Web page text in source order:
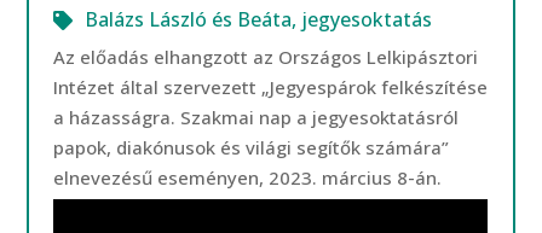
Balázs László és Beáta, jegyesoktatás
Az előadás elhangzott az Országos Lelkipásztori
Intézet által szervezett „Jegyespárok felkészítése
a házasságra. Szakmai nap a jegyesoktatásról
papok, diakónusok és világi segítők számára”
elnevezésű eseményen, 2023. március 8-án.